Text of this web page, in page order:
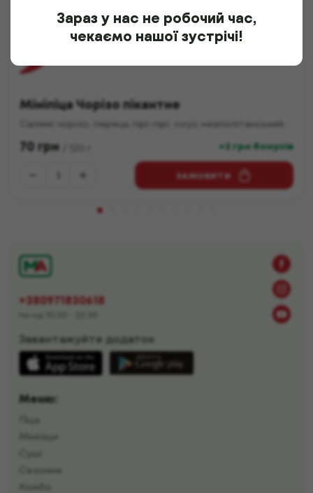
Мініпіца Чорізо пікантне
Салямі чорізо, перець пірі-пірі, соус неаполітанський.
70грн +2 грн бонусів
ЗАМОВИТИ
+380971830618
Завантажуйте додаток
Меню:
Піца
Зараз у нас не робочий час,
чекаємо нашої зустрічі!